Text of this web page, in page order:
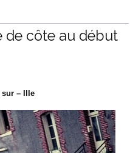
de côte au début
sur – Ille